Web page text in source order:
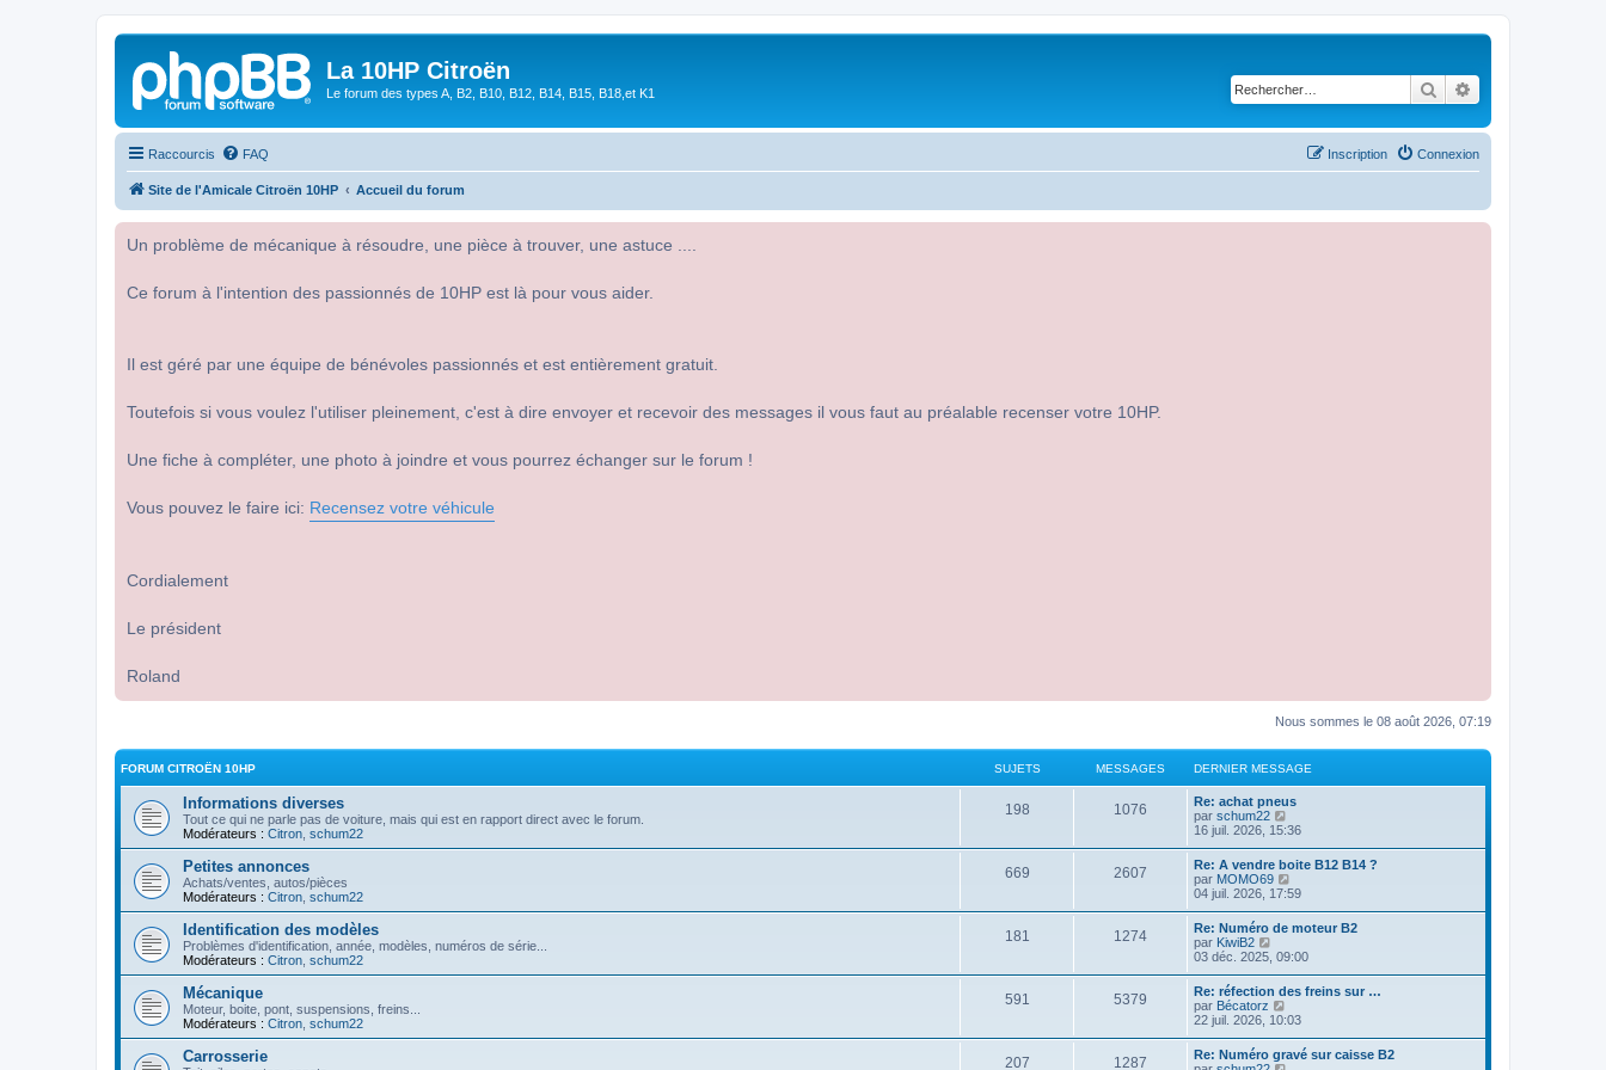
La 10HP Citroën
Le forum des types A, B2, B10, B12, B14, B15, B18,et K1 Rechercher
Raccourcis FAQ Connexion
Inscription
Site de l'Amicale Citroën 10HP Accueil du forum
Un problème de mécanique à résoudre, une pièce à trouver, une astuce ....
Ce forum à l'intention des passionnés de 10HP est là pour vous aider.
Il est géré par une équipe de bénévoles passionnés et est entièrement gratuit.
Toutefois si vous voulez l'utiliser pleinement, c'est à dire envoyer et recevoir des messages il vous faut au préalable recenser votre 10HP.
Une fiche à compléter, une photo à joindre et vous pourrez échanger sur le forum !
Vous pouvez le faire ici: Recensez votre véhicule
Cordialement
Le président
Roland
Nous sommes le 08 août 2026, 07:19
FORUM CITROËN 10HP SUJETS MESSAGES DERNIER MESSAGE
Informations diverses
Tout ce qui ne parle pas de voiture, mais qui est en rapport direct avec le forum.
Modérateurs : Citron schum22
198 1076
Re: achat pneus
par schum22
o
u
l
t
e
r
e
d
e
r
n
i
e
r
16 juil. 2026, 15:36
Petites annonces
Achats/ventes, autos/pièces
Modérateurs : Citron schum22
669 2607
Re: A vendre boite B12 B14 ?
par MOMO69
o
u
t
e
r
e
d
e
r
04 juil. 2026, 17:59
Identification des modèles
Problèmes d'identification, année, modèles, numéros de série...
Modérateurs : Citron schum22
181 1274
Re: Numéro de moteur B2
par KiwiB2
o
u
l
t
e
r
03 déc. 2025, 09:00
Mécanique
Moteur, boite, pont, suspensions, freins...
Modérateurs : Citron schum22
591 5379
Re: réfection des freins sur …
par Bécatorz
o
u
22 juil. 2026, 10:03
Carrosserie 207 1287
Re: Numéro gravé sur caisse B2